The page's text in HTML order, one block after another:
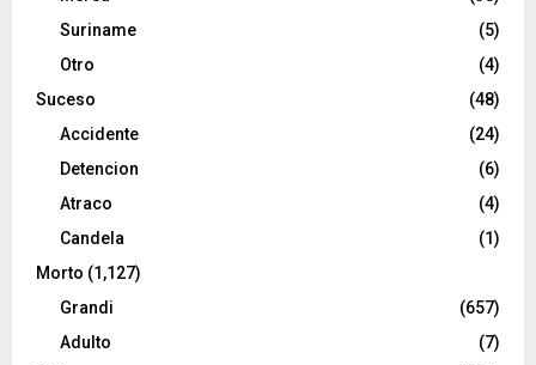
Suriname
(5)
Otro
(4)
Suceso
(48)
Accidente
(24)
Detencion
(6)
Atraco
(4)
Candela
(1)
Morto (1,127)
Grandi
(657)
Adulto
(7)